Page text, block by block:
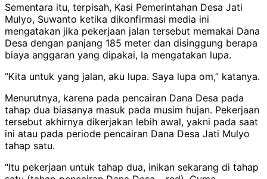
Sementara itu, terpisah, Kasi Pemerintahan Desa Jati
Mulyo, Suwanto ketika dikonfirmasi media ini
mengatakan jika pekerjaan jalan tersebut memakai Dana
Desa dengan panjang 185 meter dan disinggung berapa
biaya anggaran yang dipakai, Ia mengatakan lupa.
“Kita untuk yang jalan, aku lupa. Saya lupa om,” katanya.
Menurutnya, karena pada pencairan Dana Desa pada
tahap dua biasanya masuk pada musim hujan. Pekerjaan
tersebut akhirnya dikerjakan lebih awal, yakni pada saat
ini atau pada periode pencairan Dana Desa Jati Mulyo
tahap satu.
“Itu pekerjaan untuk tahap dua, inikan sekarang di tahap